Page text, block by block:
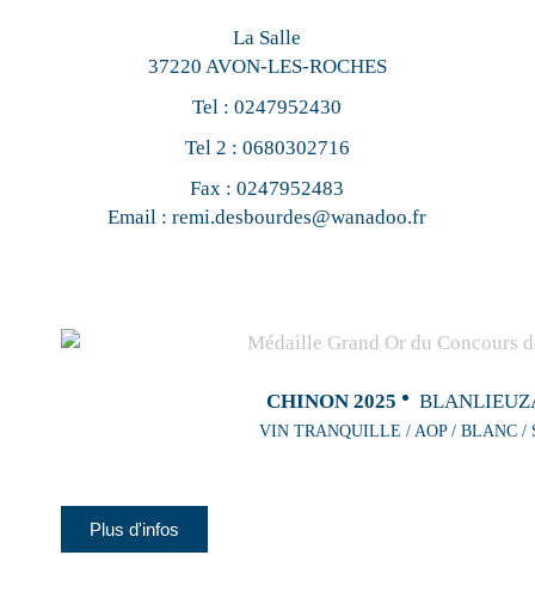
La Salle
37220 AVON-LES-ROCHES
Tel :0247952430
Tel 2 : 0680302716
Fax : 0247952483
Email :remi.desbourdes@wanadoo.fr
CHINON 2025
VIN TRANQUILLE / AOP / BLANC /
Plus d'infos